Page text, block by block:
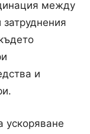
между
и
ускоряване